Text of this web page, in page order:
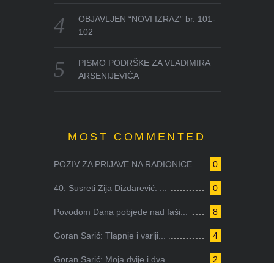
OBJAVLJEN “NOVI IZRAZ” br. 101-
102
PISMO PODRŠKE ZA VLADIMIRA
ARSENIJEVIĆA
MOST COMMENTED
0
POZIV ZA PRIJAVE NA RADIONICE ...
0
40. Susreti Zija Dizdarević: ...
8
Povodom Dana pobjede nad faši...
4
Goran Sarić: Tlapnje i varlji...
2
Goran Sarić: Moja dvije i dva...